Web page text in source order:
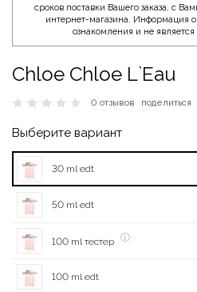
сроков поставки Вашего заказа, с
интернет-магазина. Информация о
ознакомления и не
Chloe Chloe L`Eau
0 отзывов поделиться
Выберите вариант
30 ml edt
50 ml edt
100 ml тестер
100 ml edt